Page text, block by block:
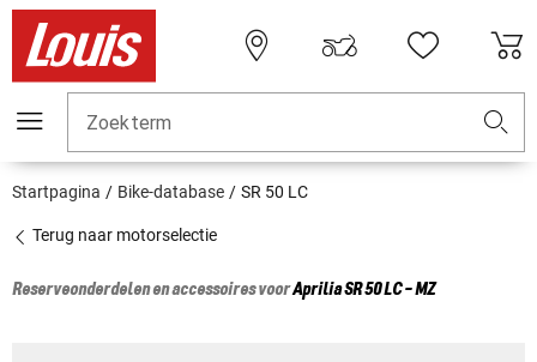
Zoekterm
Startpagina Bike-database SR 50 LC
Terug naar motorselectie
Reserveonderdelen en accessoires voorApriliaSR 50 LC - MZ